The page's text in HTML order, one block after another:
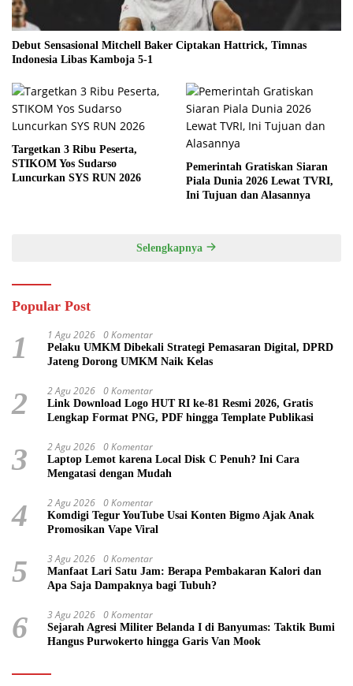
Debut Sensasional Mitchell Baker Ciptakan Hattrick, Timnas
Indonesia Libas Kamboja 5-1
Targetkan 3 Ribu Peserta,
STIKOM Yos Sudarso
Luncurkan SYS RUN 2026
Pemerintah Gratiskan Siaran
Piala Dunia 2026 Lewat TVRI,
Ini Tujuan dan Alasannya
Selengkapnya
Popular Post
1 1 Agu 2026 0 Komentar
Pelaku UMKM Dibekali Strategi Pemasaran Digital, DPRD
Jateng Dorong UMKM Naik Kelas
2 2 Agu 2026 0 Komentar
Link Download Logo HUT RI ke-81 Resmi 2026, Gratis
Lengkap Format PNG, PDF hingga Template Publikasi
3 2 Agu 2026 0 Komentar
Laptop Lemot karena Local Disk C Penuh? Ini Cara
Mengatasi dengan Mudah
4 2 Agu 2026 0 Komentar
Komdigi Tegur YouTube Usai Konten Bigmo Ajak Anak
Promosikan Vape Viral
5 3 Agu 2026 0 Komentar
Manfaat Lari Satu Jam: Berapa Pembakaran Kalori dan
Apa Saja Dampaknya bagi Tubuh?
6 3 Agu 2026 0 Komentar
Sejarah Agresi Militer Belanda I di Banyumas: Taktik Bumi
Hangus Purwokerto hingga Garis Van Mook